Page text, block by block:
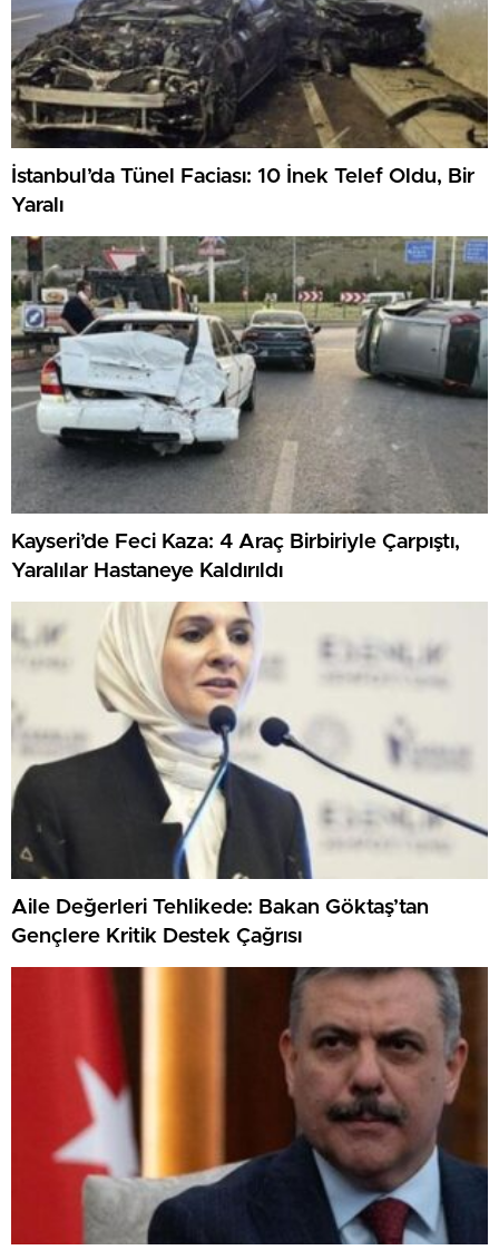
İstanbul’da Tünel Faciası: 10 İnek Telef Oldu, Bir
Yaralı
Kayseri’de Feci Kaza: 4 Araç Birbiriyle Çarpıştı,
Yaralılar Hastaneye Kaldırıldı
Aile Değerleri Tehlikede: Bakan Göktaş’tan
Gençlere Kritik Destek Çağrısı